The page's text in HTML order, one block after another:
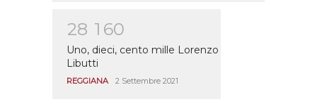
28 1 60
Uno, dieci, cento mille Lorenzo
Libutti
REGGIANA 2 Settembre 2021